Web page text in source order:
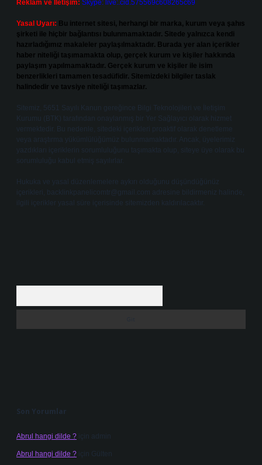
Reklam ve İletişim: Skype: live:.cid.575569c608265c69
Yasal Uyarı: Bu internet sitesi, herhangi bir marka, kurum veya şahıs
şirketi ile hiçbir bağlantısı bulunmamaktadır. Sitede yalnızca kendi
hazırladığımız makaleler paylaşılmaktadır. Burada yer alan içerikler
haber niteliği taşımamakta olup, gerçek kurum ve kişiler hakkında
paylaşım yapılmamaktadır. Gerçek kurum ve kişiler ile isim
benzerlikleri tamamen tesadüfidir. Sitemizdeki bilgiler taslak
halindedir ve tavsiye niteliği taşımazlar.
Sitemiz, 5651 Sayılı Kanun gereğince Bilgi Teknolojileri ve İletişim
Kurumu (BTK) tarafından onaylanmış bir Yer Sağlayıcı olarak hizmet
vermektedir. Bu nedenle, sitedeki içerikleri proaktif olarak denetleme
veya araştırma yükümlülüğümüz bulunmamaktadır. Ancak, üyelerimiz
yazdıkları içeriklerin sorumluluğunu taşımakta olup, siteye üye olarak bu
sorumluluğu kabul etmiş sayılırlar.
Hukuka ve yasal düzenlemelere aykırı olduğunu düşündüğünüz
içerikleri,
backlinkpanelicomtr@gmail.com adresine bildirmeniz halinde,
ilgili içerikler yasal süre içerisinde sitemizden kaldırılacaktır.
Son Yorumlar
Abrul hangi dilde ? için admin
Abrul hangi dilde ? için Gülten